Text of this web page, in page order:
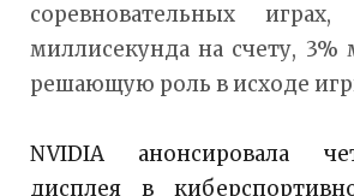
соревновательных
миллисекунда на счету, 3%
решающую роль в исходе
NVIDIA анонсировала
дисплея в